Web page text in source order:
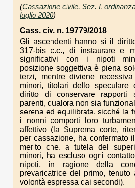
(Cassazione civile, Sez. I,
luglio 2020)
Cass. civ. n. 19779/2018
Gli ascendenti hanno sì il
317-bis c.c., di instaurare e
significativi con i nipoti
posizione soggettiva è piena
terzi, mentre diviene
minori, titolari dello speculare
diritto di conservare rapporti
parenti, qualora non sia
serena ed equilibrata, sicché la
i nonni comporti loro
affettivo (la Suprema corte,
per cassazione, ha confermato
merito che, a tutela del
minori, ha escluso ogni
nipoti, in ragione della
prevaricatrice del primo, tenuto
volontà espressa dai secondi).